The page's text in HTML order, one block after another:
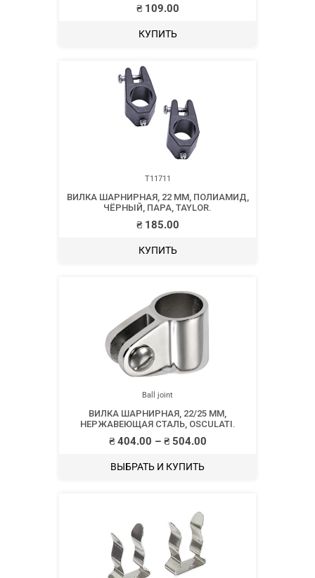
₴109.00
КУПИТЬ
T11711
ВИЛКА ШАРНИРНАЯ, 22 ММ, ПОЛИАМИД,
ЧЁРНЫЙ, ПАРА, TAYLOR.
₴185.00
КУПИТЬ
Ball joint
ВИЛКА ШАРНИРНАЯ, 22/25 ММ,
НЕРЖАВЕЮЩАЯ СТАЛЬ, OSCULATI.
₴404.00 – ₴504.00
ВЫБРАТЬ И КУПИТЬ